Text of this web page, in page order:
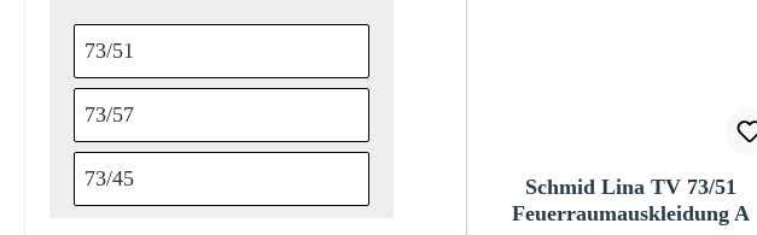
73/51
73/57
73/45
Schmid Lina TV 73/51
Feuerraumauskleidung A